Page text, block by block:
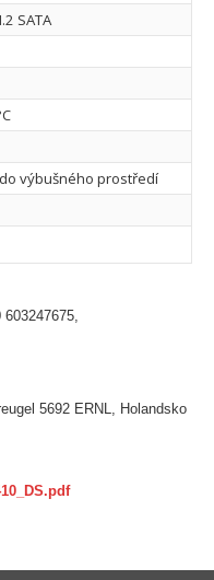
SATA
výbušného prostředí
5692 ERNL, Holandsko